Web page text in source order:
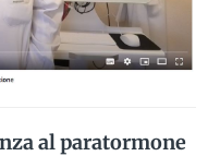
al paratormone